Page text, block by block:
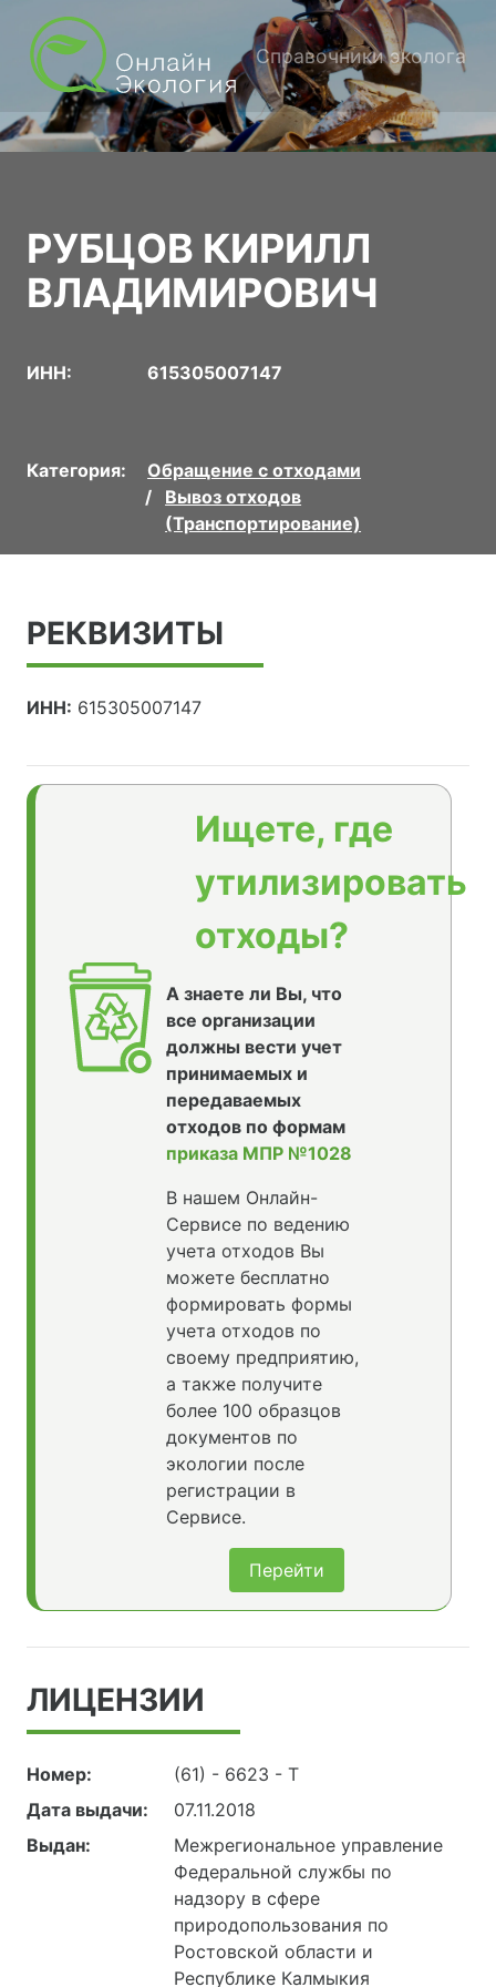
Справочники эколога
РУБЦОВ КИРИЛЛ
ВЛАДИМИРОВИЧ
ИНН: 615305007147
Категория:
Обращение с отходами
Вывоз отходов
(Транспортирование)
РЕКВИЗИТЫ
ИНН: 615305007147
Ищете, где
утилизировать
отходы?
А знаете ли Вы, что
все организации
должны вести учет
принимаемых и
передаваемых
отходов по формам
приказа МПР №1028
В нашем Онлайн-
Сервисе по ведению
учета отходов Вы
можете бесплатно
формировать формы
учета отходов по
своему предприятию,
а также получите
более 100 образцов
документов по
экологии после
регистрации в
Сервисе.
Перейти
ЛИЦЕНЗИИ
Номер:
(61) - 6623 - Т
Дата выдачи:
07.11.2018
Выдан:
Межрегиональное управление
Федеральной службы по
надзору в сфере
природопользования по
Ростовской области и
Республике Калмыкия